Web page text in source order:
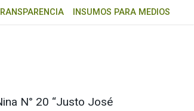
INSUMOS PARA MEDIOS
N° 20 “Justo José